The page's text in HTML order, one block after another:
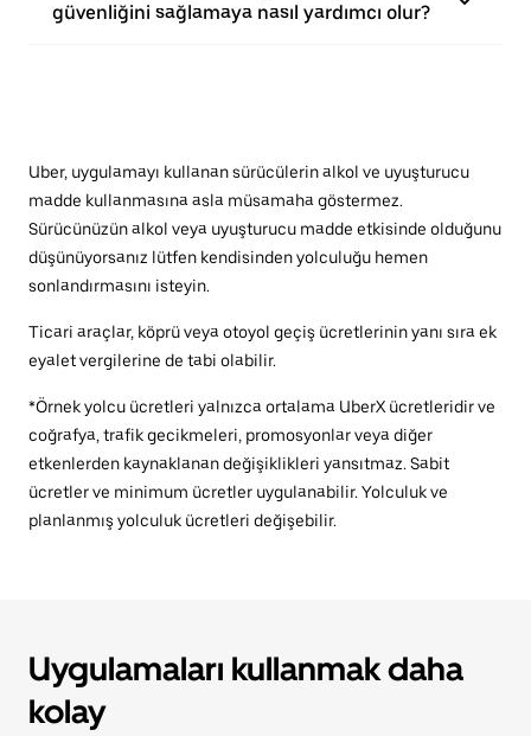
güvenliğini sağlamaya nasıl yardımcı olur?
Uber, uygulamayı kullanan sürücülerin alkol ve uyuşturucu
madde kullanmasına asla müsamaha göstermez.
Sürücünüzün alkol veya uyuşturucu madde etkisinde olduğunu
düşünüyorsanız lütfen kendisinden yolculuğu hemen
sonlandırmasını isteyin.
Ticari araçlar, köprü veya otoyol geçiş ücretlerinin yanı sıra ek
eyalet vergilerine de tabi olabilir.
*Örnek yolcu ücretleri yalnızca ortalama UberX ücretleridir ve
coğrafya, trafik gecikmeleri, promosyonlar veya diğer
etkenlerden kaynaklanan değişiklikleri yansıtmaz. Sabit
ücretler ve minimum ücretler uygulanabilir. Yolculuk ve
planlanmış yolculuk ücretleri değişebilir.
Uygulamaları kullanmak daha
kolay